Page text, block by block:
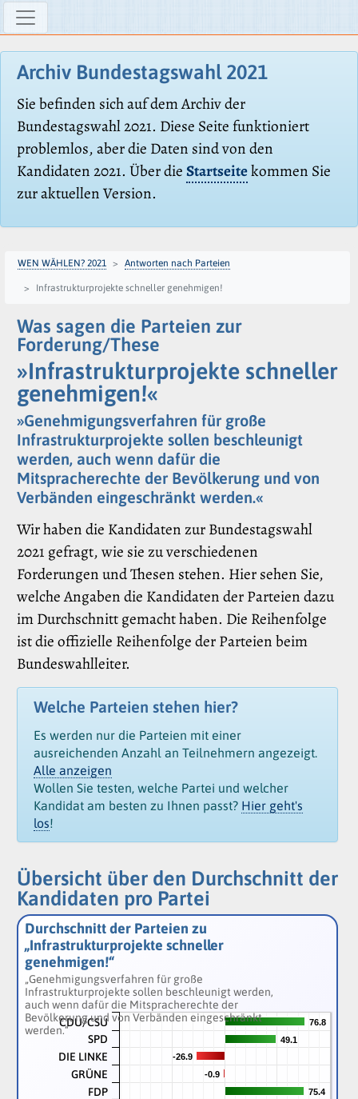
Archiv Bundestagswahl 2021
Sie befinden sich auf dem Archiv der
Bundestagswahl 2021. Diese Seite funktioniert
problemlos, aber die Daten sind von den
Kandidaten 2021. Über dieStartseitekommen Sie
zur aktuellen Version.
WEN WÄHLEN? 2021 Antworten nach Parteien
Infrastrukturprojekte schneller genehmigen!
Was sagen die Parteien zur
Forderung/These
»Infrastrukturprojekte schneller
genehmigen!«
»Genehmigungsverfahren für große
Infrastrukturprojekte sollen beschleunigt
werden, auch wenn dafür die
Mitspracherechte der Bevölkerung und von
Verbänden eingeschränkt werden.«
Wir haben die Kandidaten zur Bundestagswahl
2021 gefragt, wie sie zu verschiedenen
Forderungen und Thesen stehen. Hier sehen Sie,
welche Angaben die Kandidaten der Parteien dazu
im Durchschnitt gemacht haben. Die Reihenfolge
ist die offizielle Reihenfolge der Parteien beim
Bundeswahlleiter.
Welche Parteien stehen hier?
Es werden nur die Parteien mit einer
ausreichenden Anzahl an Teilnehmern angezeigt.
Alle anzeigen
Wollen Sie testen, welche Partei und welcher
Kandidat am besten zu Ihnen passt? Hier geht's
los!
Übersicht über den Durchschnitt der
Kandidaten pro Partei
76.8
76.8
49.1
49.1
-26.9
-26.9
-0.9
-0.9
75.4
75.4
CDU/CSU
SPD
DIE LINKE
GRÜNE
FDP
Durchschnitt der Parteien zu
„Infrastrukturprojekte schneller
genehmigen!“
„Genehmigungsverfahren für große
Infrastrukturprojekte sollen beschleunigt werden,
auch wenn dafür die Mitspracherechte der
Bevölkerung und von Verbänden eingeschränkt
werden.“